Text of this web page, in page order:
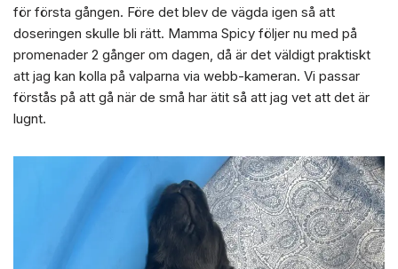
för första gången. Före det blev de vägda igen så att
doseringen skulle bli rätt. Mamma Spicy följer nu med på
promenader 2 gånger om dagen, då är det väldigt praktiskt
att jag kan kolla på valparna via webb-kameran. Vi passar
förstås på att gå när de små har ätit så att jag vet att det är
lugnt.